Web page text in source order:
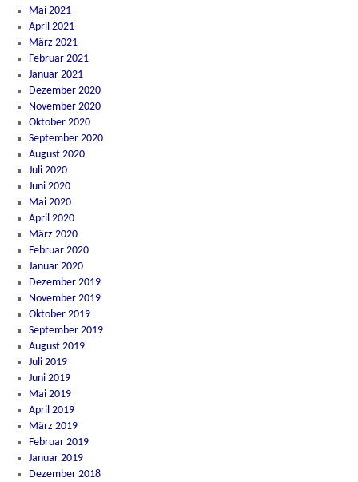
Mai 2021
April 2021
März 2021
Februar 2021
Januar 2021
Dezember 2020
November 2020
Oktober 2020
September 2020
August 2020
Juli 2020
Juni 2020
Mai 2020
April 2020
März 2020
Februar 2020
Januar 2020
Dezember 2019
November 2019
Oktober 2019
September 2019
August 2019
Juli 2019
Juni 2019
Mai 2019
April 2019
März 2019
Februar 2019
Januar 2019
Dezember 2018